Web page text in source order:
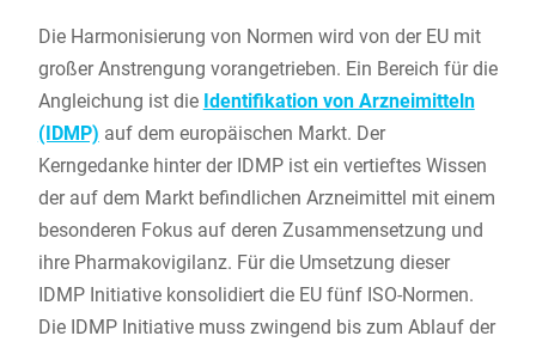
Die Harmonisierung von Normen wird von der EU mit
großer Anstrengung vorangetrieben. Ein Bereich für die
Angleichung ist die Identifikation von Arzneimitteln
(IDMP) auf dem europäischen Markt. Der
Kerngedanke hinter der IDMP ist ein vertieftes Wissen
der auf dem Markt befindlichen Arzneimittel mit einem
besonderen Fokus auf deren Zusammensetzung und
ihre Pharmakovigilanz. Für die Umsetzung dieser
IDMP Initiative konsolidiert die EU fünf ISO-Normen.
Die IDMP Initiative muss zwingend bis zum Ablauf der